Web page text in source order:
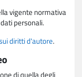
vigente normativa
personali.
diritti d'autore.
di quella degli